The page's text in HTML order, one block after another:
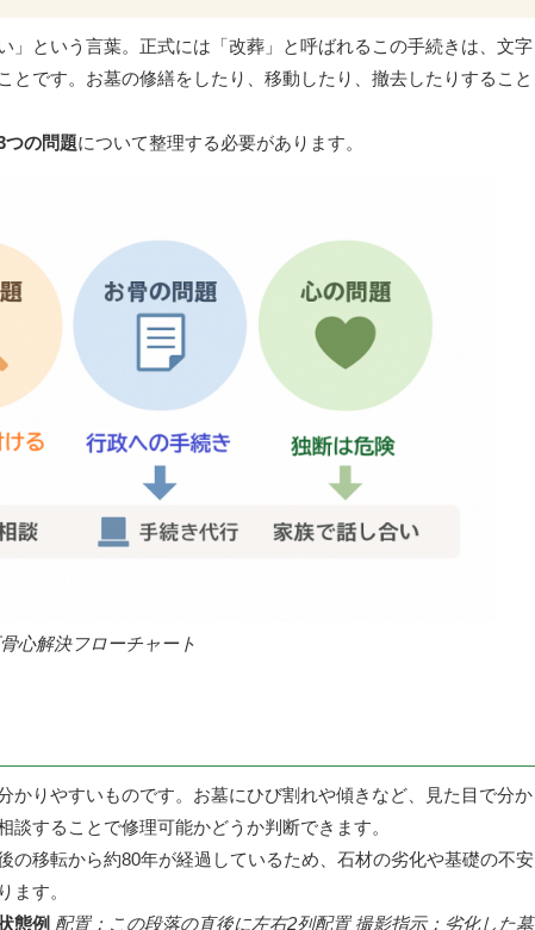
」という言葉。正式には「改葬」と呼ばれるこの手続きは、文字
とです。お墓の修繕をしたり、移動したり、撤去したりすること
つの問題について整理する必要があります。
心解決フローチャート
かりやすいものです。お墓にひび割れや傾きなど、見た目で分か
談することで修理可能かどうか判断できます。
の移転から約80年が経過しているため、石材の劣化や基礎の不安
ます。
態例 配置：この段落の直後に左右2列配置 撮影指示：劣化した墓